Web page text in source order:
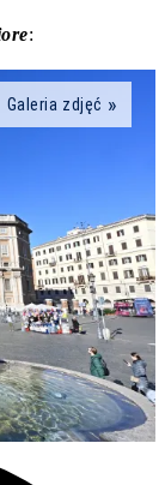
:
Galeria zdjęć